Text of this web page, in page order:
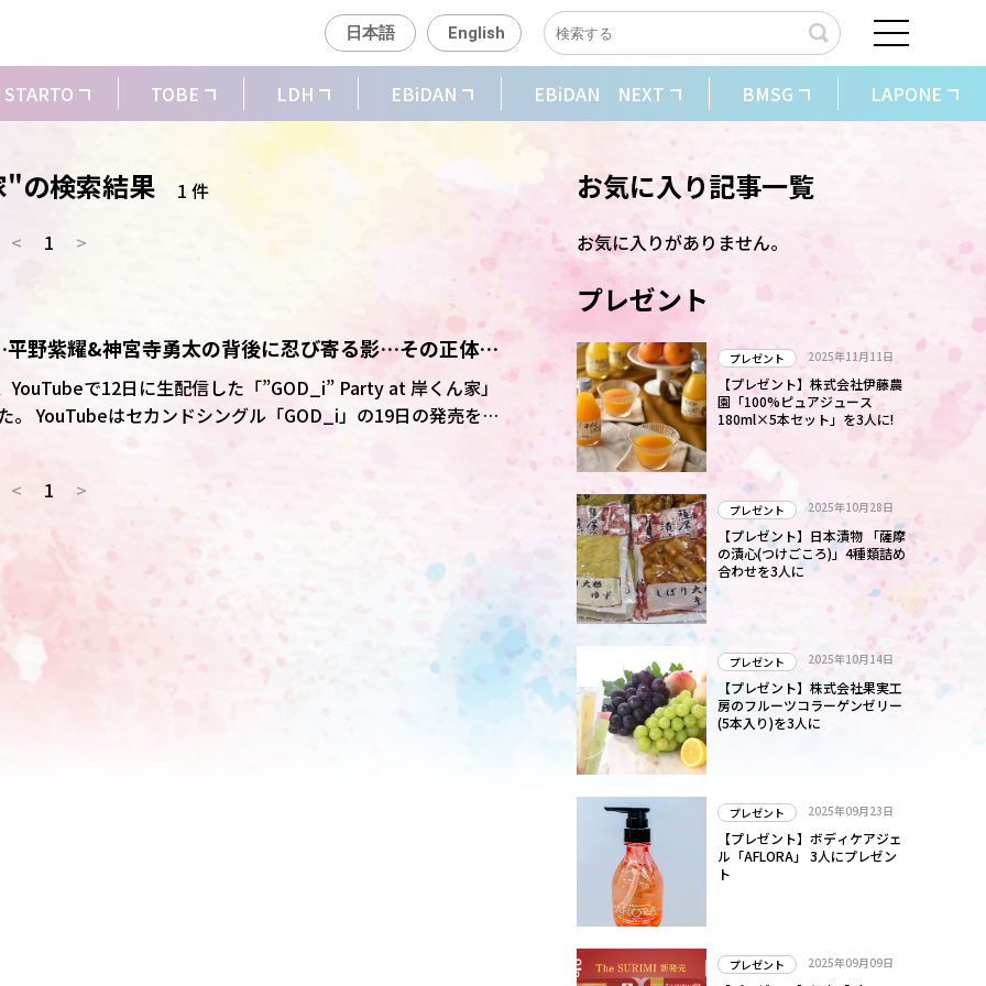
日本語 English
STARTO TOBE LDH EBiDAN EBiDAN NEXT BMSG LAPONE
検索結果
1 件
<
1 >
野紫耀&神宮寺勇太の背後に忍び寄る影…その正体
ト動画にドキドキ
で12日に生配信した「”GOD_i” Party at 岸くん家」
発売を記
< 1 >
お気に入り記事一覧
お気に入りがありません。
プレゼント
プレゼント 2025年11月11日
【プレゼント】株式会社伊藤農
園「100%ピュアジュース
180ml×5本セット」を3人に!
プレゼント 2025年10月28日
【プレゼント】日本漬物 「薩摩
の漬心(つけごころ)」4種類詰め
合わせを3人に
プレゼント 2025年10月14日
【プレゼント】株式会社果実工
房のフルーツコラーゲンゼリー
(5本入り)を3人に
プレゼント 2025年09月23日
【プレゼント】ボディケアジェ
ル「AFLORA」 3人にプレゼン
ト
プレゼント 2025年09月09日